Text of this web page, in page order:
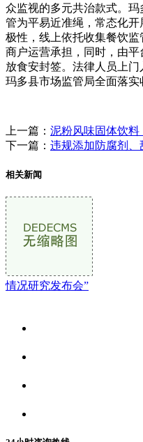
众监视的多元共治款式。
管为平易近准绳，常态化
极性，线上依托收集餐饮
商户运营承担，同时，由
放食安封签。法律人员上
玛多县市场监管局全面落实
上一篇： 泥粉风味固体饮料
下一篇： 违规添加防腐剂
相关新闻
情况研究发布会”